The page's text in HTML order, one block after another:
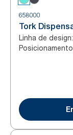
658000
Tork
Linha de design: